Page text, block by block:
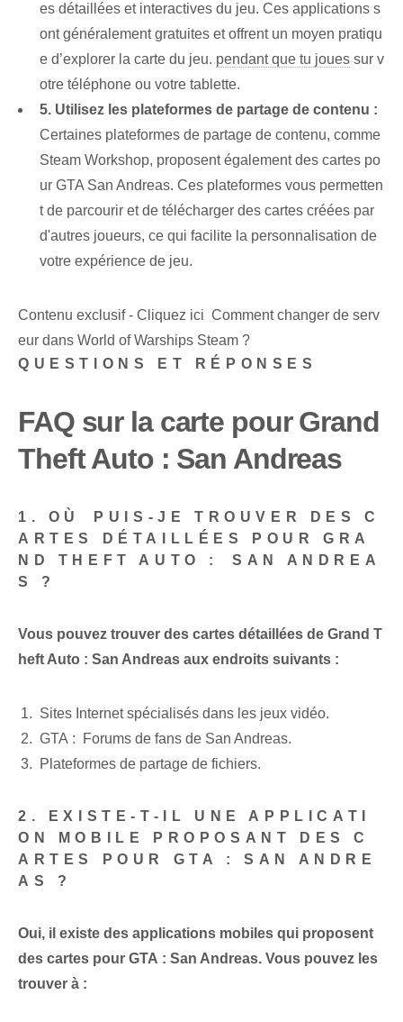
es détaillées et interactives du jeu. Ces applications s
ont généralement gratuites et offrent un moyen pratiqu
e d’explorer la carte du jeu. pendant que tu joues sur⁢ v
otre téléphone ou votre tablette.
5. Utilisez les plateformes de partage de contenu :
Certaines plateformes de partage de contenu⁢, comme
Steam Workshop, proposent également des cartes po
ur GTA San Andreas. Ces plateformes vous permetten
t de parcourir et de télécharger des cartes créées par
d'autres joueurs, ce qui facilite la personnalisation de
votre expérience de jeu.
Contenu exclusif - Cliquez ici Comment changer de serv
eur dans World of Warships Steam ?
QUESTIONS ET RÉPONSES
FAQ sur la carte pour ‍Grand
Theft Auto : San Andreas
1. ‌OÙ⁣ PUIS-JE TROUVER DES C
ARTES DÉTAILLÉES POUR GRA
ND THEFT AUTO : ⁣SAN‌ ANDREA
S ?
Vous pouvez trouver des cartes détaillées de Grand T
heft Auto : San Andreas aux endroits suivants :
Sites Internet spécialisés dans les jeux vidéo.
GTA : ‌ Forums de fans de San‌ Andreas.
Plateformes de partage de fichiers.
2. EXISTE-T-IL UNE APPLICATI
ON MOBILE PROPOSANT DES C
ARTES POUR GTA : SAN ANDRE
AS ?
Oui, il existe des ⁤applications​ mobiles qui proposent
des ⁢cartes pour GTA : San Andreas. Vous pouvez les
trouver à :